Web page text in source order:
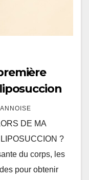
DE MA
?
du corps, les
pour obtenir